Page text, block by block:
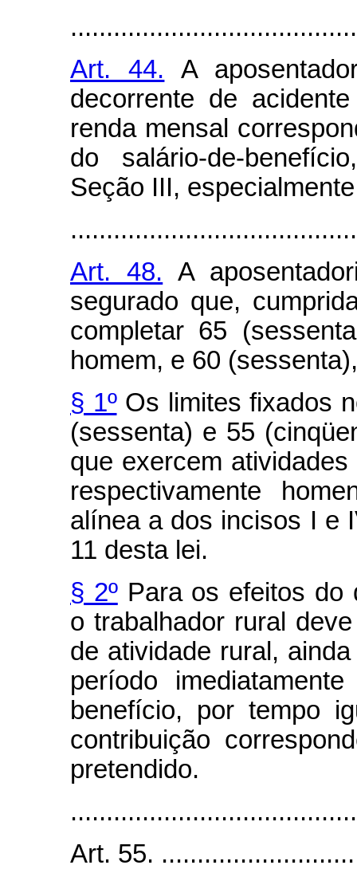
Art. 44. A
decorrente de
renda mensal
do salário-de-
Seção III,
Art. 48. A
segurado que,
completar 65
homem, e 60
§ 1ºOs limites fixados
(sessenta) e 55
que exercem
respectivamente
alínea a dos incisos I e
11 desta lei.
§ 2ºPara os efeitos do
o trabalhador rural
de atividade rural,
período
benefício, por tempo
contribuição
pretendido.
Art. 55.